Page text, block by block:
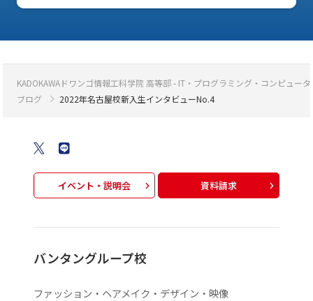
KADOKAWAドワンゴ情報工科学院 高等部 - IT・プログラミング・コンピュー
ブログ
2022年名古屋校新入生インタビューNo.4
イベント・説明会 資料請求
バンタングループ校
ファッション・ヘアメイク・デザイン・映像